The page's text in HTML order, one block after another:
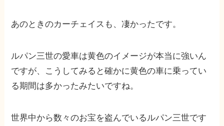
あのときのカーチェイスも、凄かったです。
ルパン三世の愛車は黄色のイメージが本当に強いん
ですが、こうしてみると確かに黄色の車に乗ってい
る期間は多かったみたいですね。
世界中から数々のお宝を盗んでいるルパン三世です